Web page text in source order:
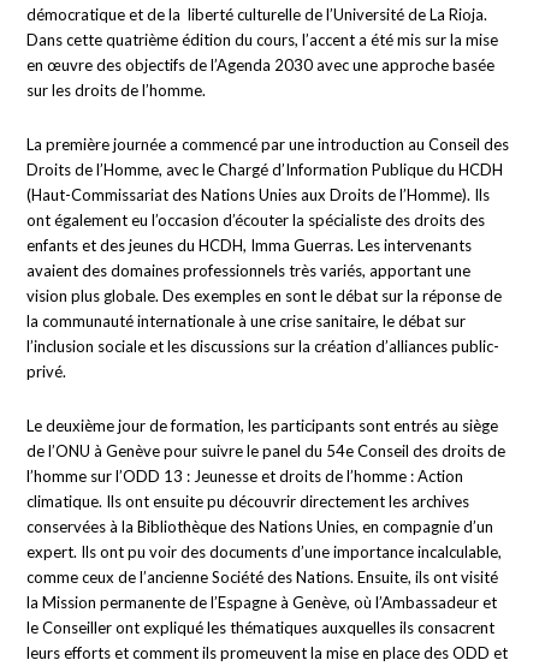
démocratique et de la liberté culturelle de l’Université de La Rioja.
Dans cette quatrième édition du cours, l’accent a été mis sur la mise
en œuvre des objectifs de l’Agenda 2030 avec une approche basée
sur les droits de l’homme.
La première journée a commencé par une introduction au Conseil des
Droits de l’Homme, avec le Chargé d’Information Publique du HCDH
(Haut-Commissariat des Nations Unies aux Droits de l’Homme). Ils
ont également eu l’occasion d’écouter la spécialiste des droits des
enfants et des jeunes du HCDH, Imma Guerras. Les intervenants
avaient des domaines professionnels très variés, apportant une
vision plus globale. Des exemples en sont le débat sur la réponse de
la communauté internationale à une crise sanitaire, le débat sur
l’inclusion sociale et les discussions sur la création d’alliances public-
privé.
Le deuxième jour de formation, les participants sont entrés au siège
de l’ONU à Genève pour suivre le panel du 54e Conseil des droits de
l’homme sur l’ODD 13 : Jeunesse et droits de l’homme : Action
climatique. Ils ont ensuite pu découvrir directement les archives
conservées à la Bibliothèque des Nations Unies, en compagnie d’un
expert. Ils ont pu voir des documents d’une importance incalculable,
comme ceux de l’ancienne Société des Nations. Ensuite, ils ont visité
la Mission permanente de l’Espagne à Genève, où l’Ambassadeur et
le Conseiller ont expliqué les thématiques auxquelles ils consacrent
leurs efforts et comment ils promeuvent la mise en place des ODD et